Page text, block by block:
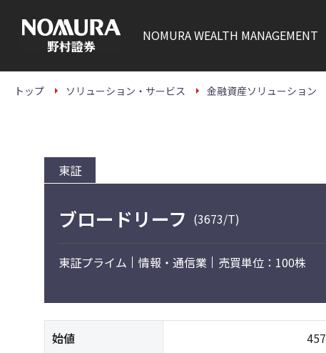
本
NOMURAWEALTH MANAGEMENT
トップ ソリューション・サービス 金融資産ソリューション
東証
ブロードリーフ (3673/T)
東証プライム 情報・通信業 売買単位：100株
始値 457